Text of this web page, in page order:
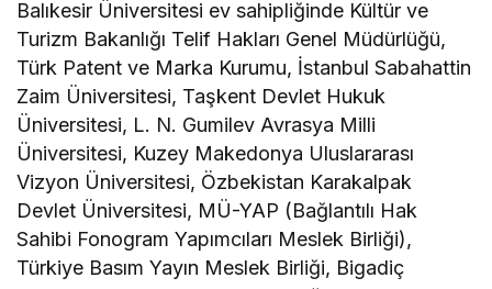
Balıkesir Üniversitesi ev sahipliğinde Kültür ve
Turizm Bakanlığı Telif Hakları Genel Müdürlüğü,
Türk Patent ve Marka Kurumu, İstanbul Sabahattin
Zaim Üniversitesi, Taşkent Devlet Hukuk
Üniversitesi, L. N. Gumilev Avrasya Milli
Üniversitesi, Kuzey Makedonya Uluslararası
Vizyon Üniversitesi, Özbekistan Karakalpak
Devlet Üniversitesi, MÜ-YAP (Bağlantılı Hak
Sahibi Fonogram Yapımcıları Meslek Birliği),
Türkiye Basım Yayın Meslek Birliği, Bigadiç